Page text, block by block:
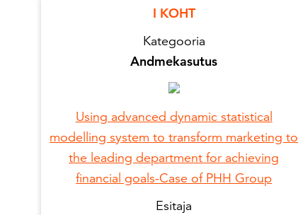
I KOHT
Kategooria
Andmekasutus
Using advanced dynamic statistical
modelling system to transform marketing to
the leading department for achieving
financial goals-Case of PHH Group
Esitaja